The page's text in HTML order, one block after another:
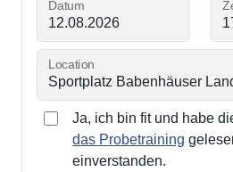
Datum
Location
Ja, ich bin fit und habe
das Probetraining
einverstanden.